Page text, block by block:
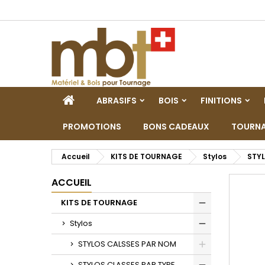
ACCUEILABRASIFS BOIS FINITIONS
PROMOTIONS BONS CADEAUX
Accueil KITS DE TOURNAGE Stylos
ACCUEIL
KITS DE TOURNAGE
Stylos
STYLOS CALSSES PAR NOM